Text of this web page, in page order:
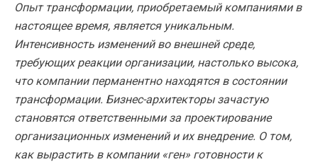
Опыт трансформации, приобретаемый компаниями в
настоящее время, является уникальным.
Интенсивность изменений во внешней среде,
требующих реакции организации, настолько высока,
что компании перманентно находятся в состоянии
трансформации. Бизнес-архитекторы зачастую
становятся ответственными за проектирование
организационных изменений и их внедрение. О том,
как вырастить в компании «ген» готовности к